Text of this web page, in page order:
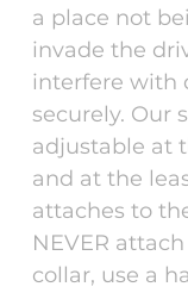
a place not
invade the
interfere with
securely. Our
adjustable at
and at the
attaches to
NEVER
collar, use a